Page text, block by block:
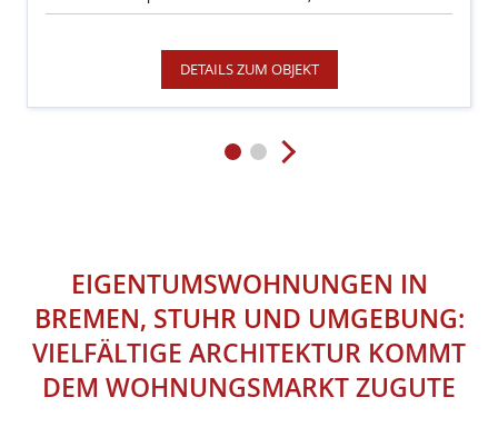
DETAILS ZUM OBJEKT
EIGENTUMSWOHNUNGEN IN
BREMEN, STUHR UND UMGEBUNG:
VIELFÄLTIGE ARCHITEKTUR KOMMT
DEM WOHNUNGSMARKT ZUGUTE